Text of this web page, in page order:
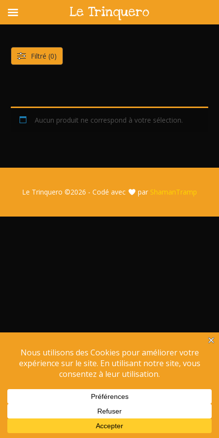
content
Aucun produit ne correspond à votre sélection.
Filtré (0)
Le Trinquero ©2026 - Codé avec par ShamanTramp
Le Trinquero